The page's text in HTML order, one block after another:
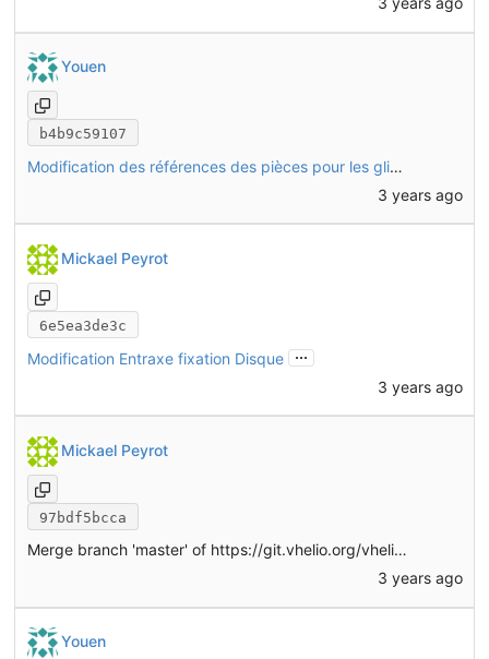
Youen
b4b9c59107
Modification des références des pièces pour les glissières alternatives (non testées)
3 years ago
Mickael Peyrot
6e5ea3de3c
Modification Entraxe fixation Disque ...
3 years ago
Mickael Peyrot
97bdf5bcca
Merge branch 'master' of https://git.vhelio.org/vhelio/vheliotech-freecad
3 years ago
Youen